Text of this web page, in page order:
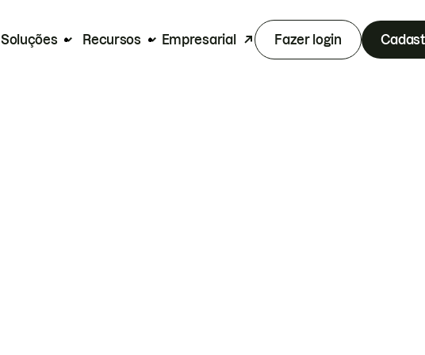
Soluções Recursos Empresarial Fazer login